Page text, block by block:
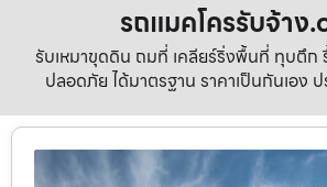
รถแมคโครรับจ้าง
รับเหมาขุดดิน ถมที่ เคลียร์ริ่งพื้นที่ ทุบตึก
ปลอดภัย ได้มาตรฐาน ราคาเป็นกันเอง